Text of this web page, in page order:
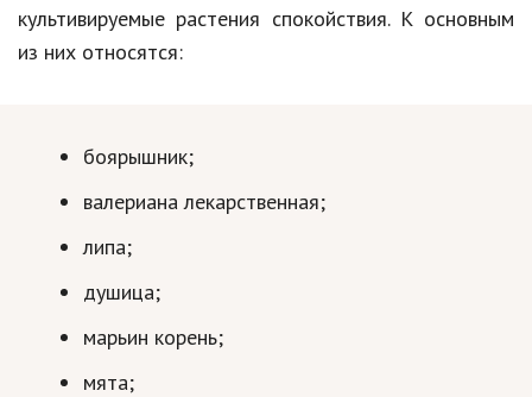
Домашние животные
Строительство
Культура и общество
Мода и стиль
Бизнес
Хобби и развлечения
культивируемые растения спокойствия. К основным
из них относятся:
боярышник;
валериана лекарственная;
липа;
душица;
марьин корень;
мята;